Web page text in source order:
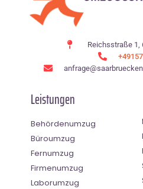
Reichsstraße 1,
Leistungen
Behördenumzug
Büroumzug
Fernumzug
Firmenumzug
Laborumzug